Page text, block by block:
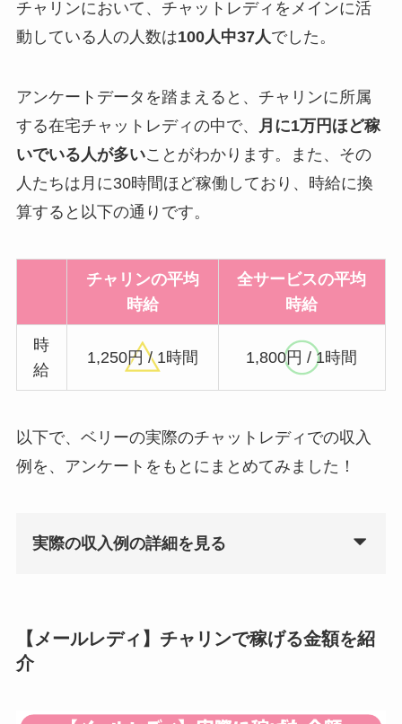
チャリンにおいて、チャットレディをメインに活
動している人の人数は100人中37人 でした。
アンケートデータを踏まえると、チャリンに所属
する在宅チャットレディの中で、
月に1万円ほど稼
いでいる人が多いことがわかります。また、その
人たちは月に30時間ほど稼働しており、時給に換
算すると以下の通りです。
チャリンの平均
時給
全サービスの平均
時給
時
給
1,250円 / 1時間 1,800円 / 1時間
以下で、ベリーの実際のチャットレディでの収入
例を、アンケートをもとにまとめてみました！
実際の収入例の詳細を見る
【メールレディ】チャリンで稼げる金額を紹
介